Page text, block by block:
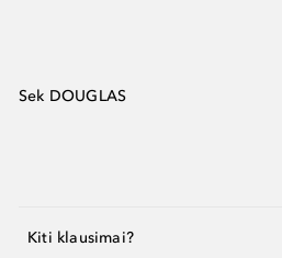
Sek DOUGLAS
Kiti klausimai?